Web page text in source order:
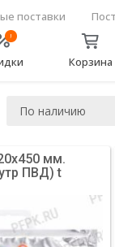
поставки
!
Корзина
По наличию
мм.
ПВД) t